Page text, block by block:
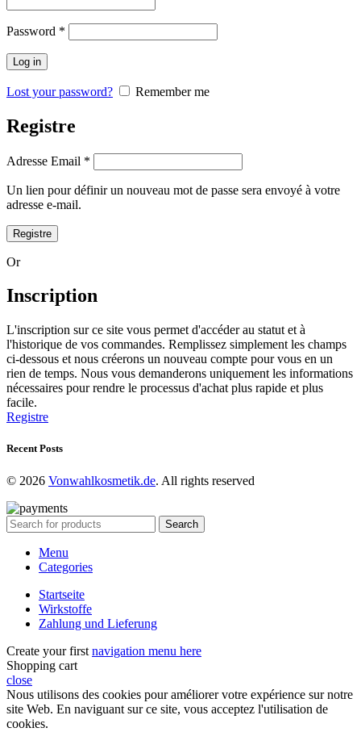
Password *
Log in
Lost your password? Remember me
Registre
Adresse Email *
Un lien pour définir un nouveau mot de passe sera envoyé à votre
adresse e-mail.
Registre
Or
Inscription
L'inscription sur ce site vous permet d'accéder au statut et à
l'historique de vos commandes. Remplissez simplement les champs
ci-dessous et nous créerons un nouveau compte pour vous en un
rien de temps. Nous vous demanderons uniquement les informations
nécessaires pour rendre le processus d'achat plus rapide et plus
facile.
Registre
Recent Posts
© 2026 Vonwahlkosmetik.de. All rights reserved
Search
Menu
Categories
Startseite
Wirkstoffe
Zahlung und Lieferung
Create your first navigation menu here
Shopping cart
close
Nous utilisons des cookies pour améliorer votre expérience sur notre
site Web. En naviguant sur ce site, vous acceptez l'utilisation de
cookies.